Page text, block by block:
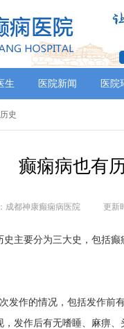
生 医院新闻 医院
史
癫痫病也有
成都神康癫痫病医院 更新
主要分为三大史，包括
发作的情况，包括发作前
发作后有无嗜睡、麻痹